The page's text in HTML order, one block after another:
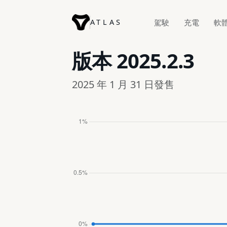
ATLAS 駕駛 充電 軟
版本2025.2.3
2025 年 1 月 31 日發售